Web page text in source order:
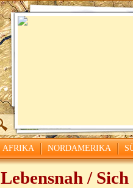
AFRIKA NORDAMERIKA
Lebensnah /